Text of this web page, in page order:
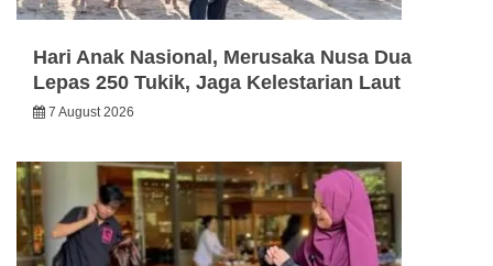
Hari Anak Nasional, Merusaka Nusa Dua
Lepas 250 Tukik, Jaga Kelestarian Laut
7 August 2026